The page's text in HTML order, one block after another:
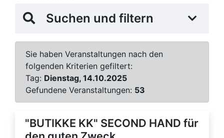
Suchen und filtern
Sie haben Veranstaltungen nach den
folgenden Kriterien gefiltert:
Tag: Dienstag, 14.10.2025
Gefundene Veranstaltungen: 53
"BUTIKKE KK" SECOND HAND für